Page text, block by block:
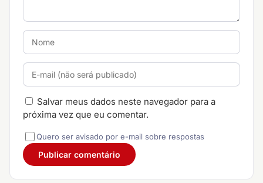
Salvar meus dados neste navegador para a
próxima vez que eu comentar.
Quero ser avisado por e-mail sobre respostas